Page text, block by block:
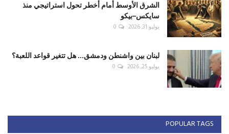
الشرق الأوسط أمام أخطر تحول استراتيجي منذ
سايكس–بيكو
يوليو 31, 2026 0
لبنان بين واشنطن ودمشق... هل تتغير قواعد اللعبة؟
يوليو 25, 2026 0
POPULAR TAGS